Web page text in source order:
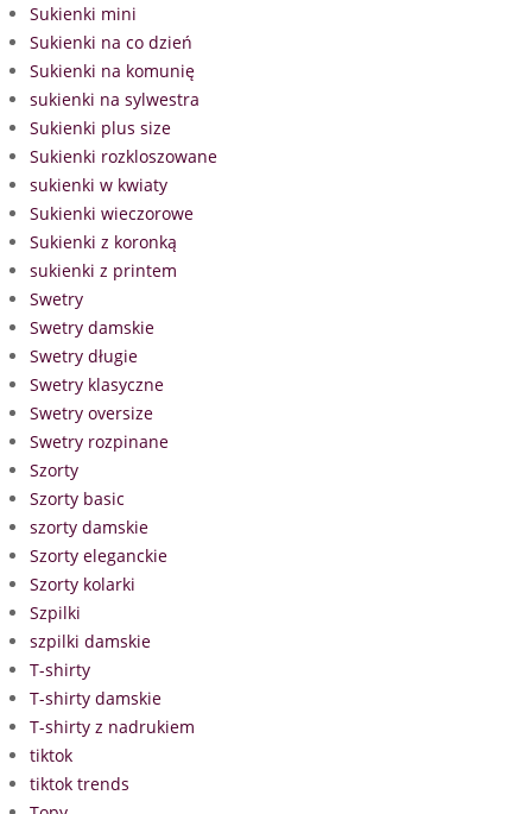
Sukienki mini
Sukienki na co dzień
Sukienki na komunię
sukienki na sylwestra
Sukienki plus size
Sukienki rozkloszowane
sukienki w kwiaty
Sukienki wieczorowe
Sukienki z koronką
sukienki z printem
Swetry
Swetry damskie
Swetry długie
Swetry klasyczne
Swetry oversize
Swetry rozpinane
Szorty
Szorty basic
szorty damskie
Szorty eleganckie
Szorty kolarki
Szpilki
szpilki damskie
T-shirty
T-shirty damskie
T-shirty z nadrukiem
tiktok
tiktok trends